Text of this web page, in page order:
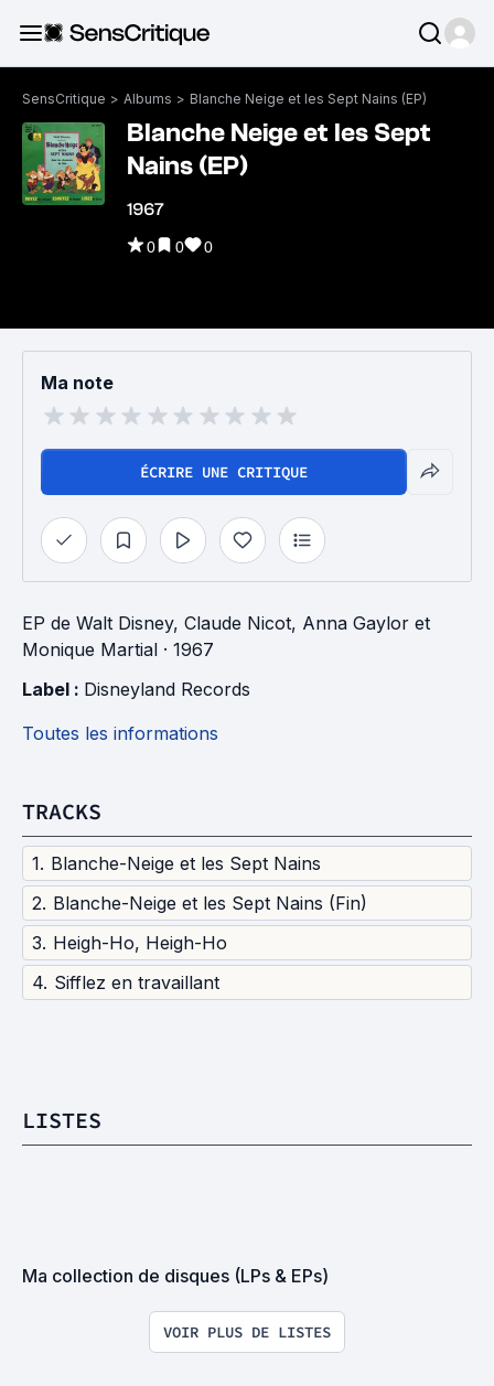
SensCritique > Albums > Blanche Neige et les Sept Nains (EP)
Blanche Neige et les Sept
Nains (EP)
1967
0 0 0
Ma note
ÉCRIRE UNE CRITIQUE
EP de Walt Disney, Claude Nicot, Anna Gaylor et
Monique Martial · 1967
Label : Disneyland Records
Toutes les informations
TRACKS
1. Blanche-Neige et les Sept Nains
2. Blanche-Neige et les Sept Nains (Fin)
3. Heigh-Ho, Heigh-Ho
4. Sifflez en travaillant
LISTES
Ma collection de disques (LPs & EPs)
VOIR PLUS DE LISTES